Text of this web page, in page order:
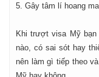
5. Gây tâm lí hoang
Khi trượt visa Mỹ bạn
nào, có sai sót hay
nên làm gì tiếp theo